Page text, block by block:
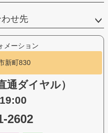
せ先
メーション
新町830
通ダイヤル）
2602